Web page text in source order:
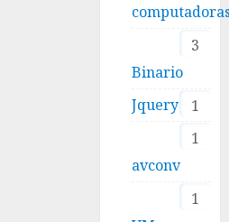
3
Binario
1
Jquery
1
avconv
1